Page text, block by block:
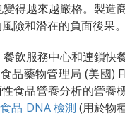
得越來越嚴格。製造
險和潛在的負面後果。
飲服務中心和連鎖快
品藥物管理局 (美國)
食品營養分析的營養
品 DNA 檢測 (用於物